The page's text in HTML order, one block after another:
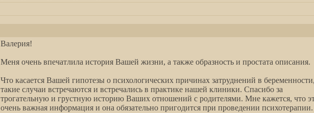
Валерия!
Меня очень впечатлила история Вашей жизни, а также образность и простата описания.
Что касается Вашей гипотезы о психологических причинах затруднений в
такие случаи встречаются и встречались в практике нашей клиники. Спасибо за
трогательную и грустную историю Ваших отношений с родителями. Мне кажется, что
очень важная информация и она обязательно пригодится при проведении психотерапии.